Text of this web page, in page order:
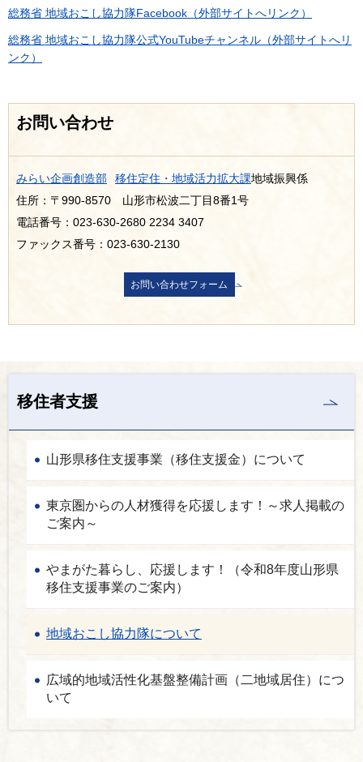
総務省 地域おこし協力隊Facebook（外部サイトへリンク）
総務省 地域おこし協力隊公式YouTubeチャンネル（外部サイトへリ
ンク）
お問い合わせ
みらい企画創造部 移住定住・地域活力拡大課地域振興係
住所：〒990-8570 山形市松波二丁目8番1号
電話番号：023-630-2680 2234 3407
ファックス番号：023-630-2130
移住者支援
山形県移住支援事業（移住支援金）について
東京圏からの人材獲得を応援します！～求人掲載の
ご案内～
やまがた暮らし、応援します！（令和8年度山形県
移住支援事業のご案内）
地域おこし協力隊について
広域的地域活性化基盤整備計画（二地域居住）につ
いて